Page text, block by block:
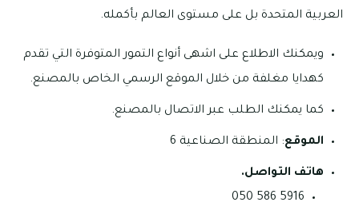
العربية المتحدة بل على مستوى العالم بأكمله.
ويمكنك الاطلاع على اشهى أنواع التمور المتوفرة التي تقدم
كهدايا مغلفة من خلال الموقع الرسمي الخاص بالمصنع.
كما يمكنك الطلب عبر الاتصال بالمصنع.
الموقع: المنطقة الصناعية 6
هاتف التواصل.
5916 586 050